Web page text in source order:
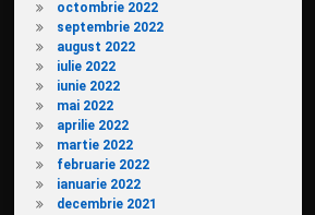
octombrie 2022
septembrie 2022
august 2022
iulie 2022
iunie 2022
mai 2022
aprilie 2022
martie 2022
februarie 2022
ianuarie 2022
decembrie 2021